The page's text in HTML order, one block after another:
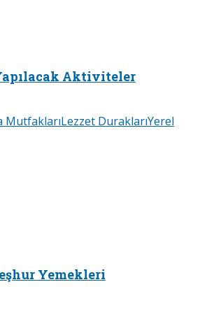
Aktiviteler
MutfaklarıLezzet DuraklarıYerel
Yemekleri